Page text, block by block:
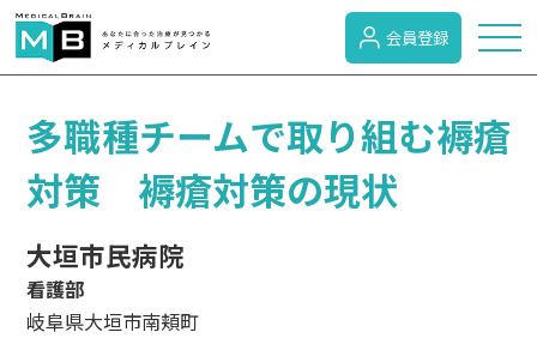
トピックス
症状検索
病名検索
会員登録
多職種チームで取り組む褥瘡
対策 褥瘡対策の現状
大垣市民病院
看護部
岐阜県大垣市南頬町